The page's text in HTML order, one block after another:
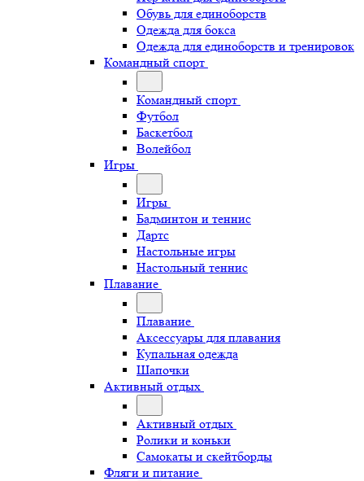
Обувь для единоборств
Одежда для бокса
Одежда для единоборств и тренировок
Командный спорт
Командный спорт
Футбол
Баскетбол
Волейбол
Игры
Игры
Бадминтон и теннис
Дартс
Настольные игры
Настольный теннис
Плавание
Плавание
Аксессуары для плавания
Купальная одежда
Шапочки
Активный отдых
Активный отдых
Ролики и коньки
Самокаты и скейтборды
Фляги и питание